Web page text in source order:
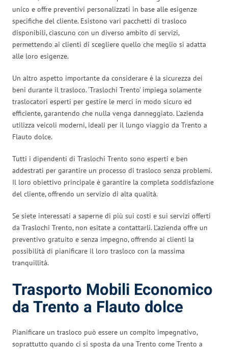
unico e offre preventivi personalizzati in base alle esigenze
specifiche del cliente. Esistono vari pacchetti di trasloco
disponibili, ciascuno con un diverso ambito di servizi,
permettendo ai clienti di scegliere quello che meglio si adatta
alle loro esigenze.
Un altro aspetto importante da considerare è la sicurezza dei
beni durante il trasloco. ‘Traslochi Trento’ impiega solamente
traslocatori esperti per gestire le merci in modo sicuro ed
efficiente, garantendo che nulla venga danneggiato. L’azienda
utilizza veicoli moderni, ideali per il lungo viaggio da Trento a
Flauto dolce.
Tutti i dipendenti di Traslochi Trento sono esperti e ben
addestrati per garantire un processo di trasloco senza problemi.
Il loro obiettivo principale è garantire la completa soddisfazione
del cliente, offrendo un servizio di alta qualità.
Se siete interessati a saperne di più sui costi e sui servizi offerti
da Traslochi Trento, non esitate a contattarli. L’azienda offre un
preventivo gratuito e senza impegno, offrendo ai clienti la
possibilità di pianificare il loro trasloco con la massima
tranquillità.
Trasporto Mobili Economico
da Trento a Flauto dolce
Pianificare un trasloco può essere un compito impegnativo,
soprattutto quando ci si sposta da una Trento come Trento a